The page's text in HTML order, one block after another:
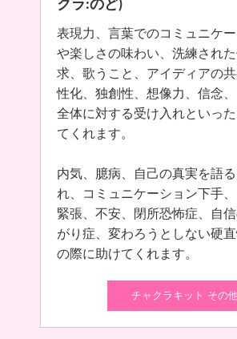
クラ:のど)
表現力、言葉でのコミュニケ
や楽しさの味わい、洗練され
求、歌うこと、アイディアの
性化、独創性、想像力、信念
全体に対する受け入れといっ
てくれます。
内気、臆病、自己の真実を語
れ、コミュニケーション下手、
緊張、不安、閉所恐怖症、自
がり症、変わろうとしない硬
の際に助けてくれます。
チャクラキット その